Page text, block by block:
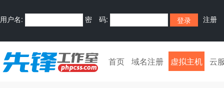
用户名: 密 码: 注册
首页 域名注册 虚拟主机 云